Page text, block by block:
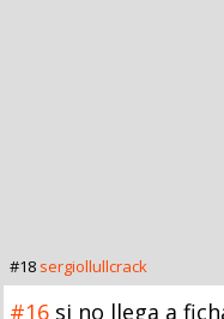
#18 sergiollullcrack
#16 si no llega a